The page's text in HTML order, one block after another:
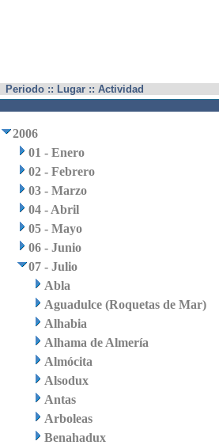
Periodo :: Lugar :: Actividad
2006
01 - Enero
02 - Febrero
03 - Marzo
04 - Abril
05 - Mayo
06 - Junio
07 - Julio
Abla
Aguadulce (Roquetas de Mar)
Alhabia
Alhama de Almería
Almócita
Alsodux
Antas
Arboleas
Benahadux